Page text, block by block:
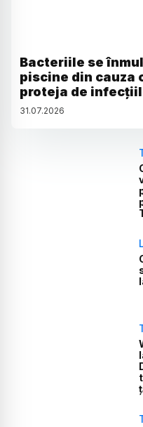
Bacteriile se
piscine din cauza
proteja de
31.07.2026